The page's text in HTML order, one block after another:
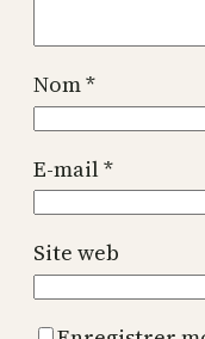
Nom*
E-mail*
Site web